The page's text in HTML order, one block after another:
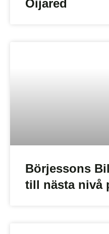
Öijared
Börjessons
till nästa nivå